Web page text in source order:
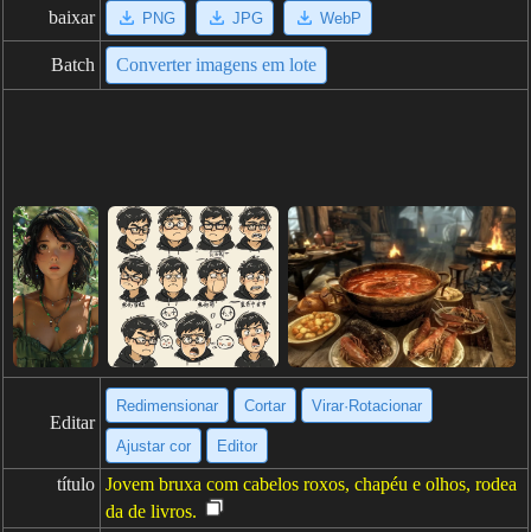
baixar PNG JPG WebP
Batch Converter imagens em lote
Editar
Redimensionar Cortar Virar·Rotacionar
Ajustar cor Editor
título Jovem bruxa com cabelos roxos, chapéu e olhos, rodea
da de livros.